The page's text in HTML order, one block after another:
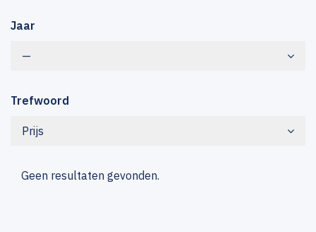
Jaar
—
Trefwoord
Prijs
Geen resultaten gevonden.